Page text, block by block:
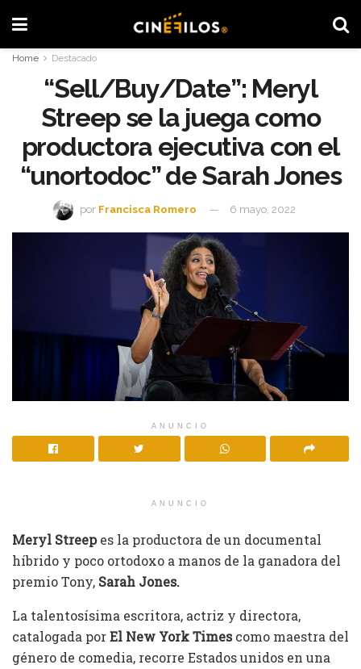
Home Destacado
“Sell/Buy/Date”: Meryl
Streep se la juega como
productora ejecutiva con el
“unortodoc” de Sarah Jones
por Francisca Romero 6 mayo, 2022
ANUNCIO
ANUNCIO
Meryl Streepes la productora de un documental
híbrido y poco ortodoxo a manos de la ganadora del
premio Tony, Sarah Jones.
La talentosísima escritora, actriz y directora,
catalogada porEl New York Timescomo maestra del
género de comedia, recorre Estados unidos en una